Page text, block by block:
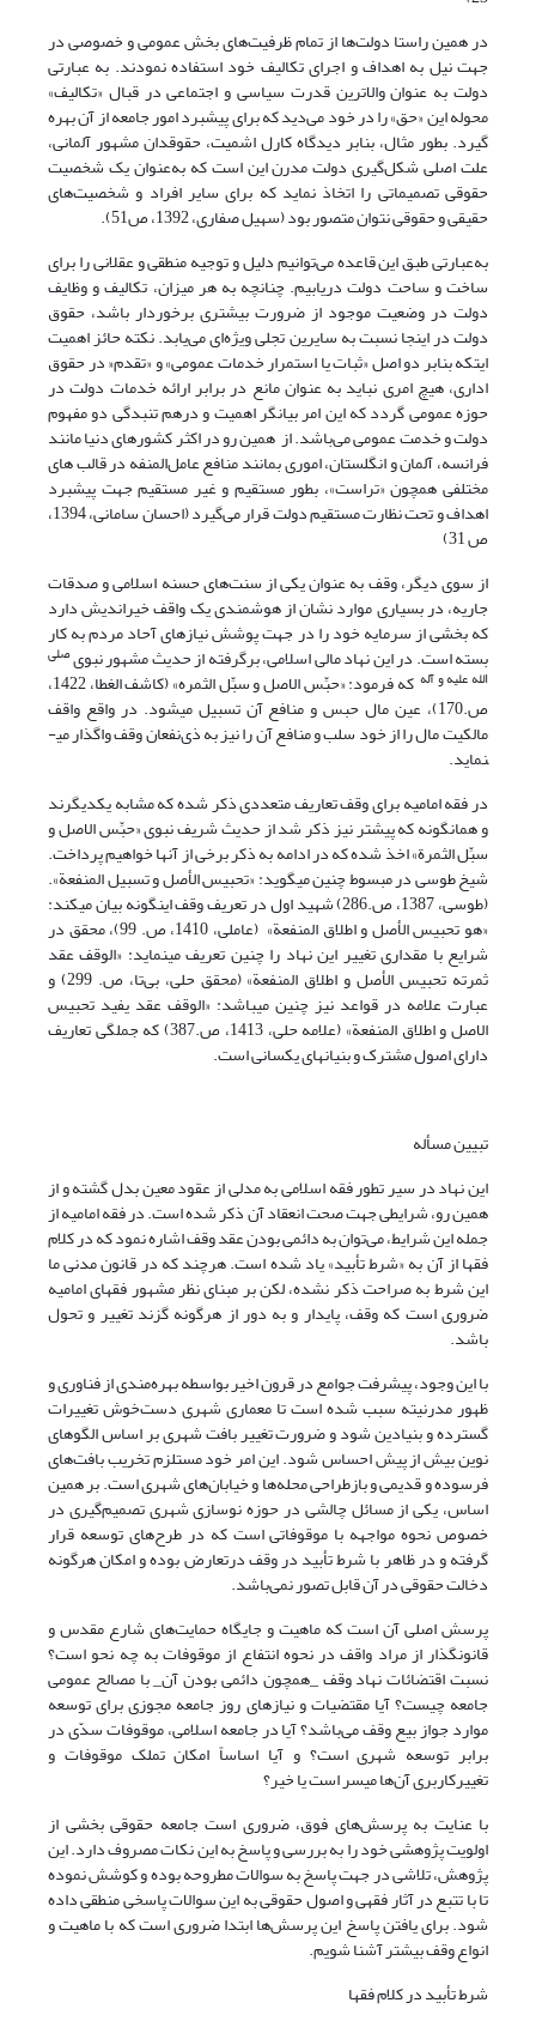
در همین راستا دولت‌ها از تمام ظرفیت‌های بخش عمومی و خصوصی در
جهت نیل به اهداف و اجرای تکالیف خود استفاده نمودند. به عبارتی
دولت به عنوان والاترین قدرت سیاسی و اجتماعی در قبال «تکالیف»
محوله این «حق» را در خود می‌دید که برای پیشبرد امور جامعه از آن بهره
گیرد. بطور مثال، بنابر دیدگاه کارل اشمیت، حقوقدان مشهور آلمانی،
علت اصلی شکل‌گیری دولت مدرن این است که به‌عنوان یک شخصیت
حقوقی تصمیماتی را اتخاذ نماید که برای سایر افراد و شخصیت‌های
حقیقی و حقوقی نتوان متصور بود (سهیل صفاری، 1392، ص51).
به‌عبارتی طبق این قاعده می‌توانیم دلیل و توجیه منطقی و عقلانی را برای
ساخت و ساحت دولت دریابیم. چنانچه به هر میزان، تکالیف و وظایف
دولت در وضعیت موجود از ضرورت بیشتری برخوردار باشد، حقوق
دولت در اینجا نسبت به سایرین تجلی ویژه‌ای می‌یابد. نکته حائز اهمیت
ایتکه بنابر دو اصل «ثبات یا استمرار خدمات عمومی» و «تقدم« در حقوق
اداری، هیچ امری نباید به عنوان مانع در برابر ارائه خدمات دولت در
حوزه عمومی گردد که این امر بیانگر اهمیت و درهم تنبدگی دو مفهوم
دولت و خدمت عمومی می‌باشد. از همین رو در اکثر کشورهای دنیا مانند
فرانسه، آلمان و انگلستان، اموری بمانند منافع عامل‌المنفه در قالب ‌های
مختلفی همچون «تراست»، بطور مستقیم و غیر مستقیم جهت پیشبرد
اهداف و تحت نظارت مستقیم دولت قرار می‌گیرد (احسان سامانی، 1394،
ص 31)
از سوی دیگر، وقف به عنوان یکی از سنت‌های حسنه اسلامی و صدقات
جاریه، در بسیاری موارد نشان از هوشمندی یک واقف خیراندیش دارد
که بخشی از سرمایه خود را در جهت پوشش نیازهای آحاد مردم به کار
بسته است. در این نهاد مالی اسلامی، برگرفته از حدیث مشهور نبویصلی
الله علیه و آله
که فرمود: «حبِّس الاصل و سبِّل الثمره» (کاشف الغطا، 1422،
ص.170)، عین مال حبس و منافع آن تسبیل می­شود. در واقع واقف
مالکیت مال را از خود سلب و منافع آن را نیز به ذی‌نفعان وقف واگذار می­
نماید.
در فقه امامیه برای وقف تعاریف متعددی ذکر شده که مشابه یکدیگرند
و همانگونه که پیشتر نیز ذکر شد از حدیث شریف نبوی «حبِّس الاصل و
سبِّل الثمرة» اخذ شده که در ادامه به ذکر برخی از آنها خواهیم پرداخت.
شیخ طوسی در مبسوط چنین می­گوید: «تحبیس الأصل و تسبیل المنفعة».
(طوسی، 1387، ص.286) شهید اول در تعریف وقف اینگونه بیان می­کند:
«هو تحبیس الأصل و اطلاق المنفعة» (عاملی، 1410، ص. 99)، محقق در
شرایع با مقداری تغییر این نهاد را چنین تعریف می­نماید: «الوقف عقد
ثمرته تحبیس الأصل و اطلاق المنفعة» (محقق حلی، بی‌تا، ص. 299) و
عبارت علامه در قواعد نیز چنین می­باشد: «الوقف عقد یفید تحبیس
الاصل و اطلاق المنفعة» (علامه حلی، 1413، ص.387) که جملگی تعاریف
دارای اصول مشترک و بنیان­های یکسانی است.
تبیین مسأله
این نهاد در سیر تطور فقه اسلامی به مدلی از عقود معین بدل گشته و از
همین رو، شرایطی جهت صحت انعقاد آن ذکر شده است. در فقه امامیه از
جمله این شرایط، می‌توان به دائمی بودن عقد وقف اشاره نمود که در کلام
فقها از آن به «شرط تأبید» یاد شده است. هرچند که در قانون مدنی ما
این شرط به صراحت ذکر نشده، لکن بر مبنای نظر مشهور فقهای امامیه
ضروری است که وقف، پایدار و به دور از هرگونه گزند تغییر و تحول
باشد.
با این وجود، پیشرفت جوامع در قرون اخیر بواسطه بهره‌مندی از فناوری و
ظهور مدرنیته سبب شده است تا معماری شهری دست‌خوش تغییرات
گسترده و بنیادین شود و ضرورت تغییر بافت شهری بر اساس الگوهای
نوین بیش از پیش احساس شود. این امر خود مستلزم تخریب بافت‌های
فرسوده و قدیمی و بازطراحی محله‌ها و خیابان‌های شهری است. بر همین
اساس، یکی از مسائل چالشی در حوزه نوسازی شهری تصمیم‌گیری در
خصوص نحوه مواجهه با موقوفاتی است که در طرح‌های توسعه قرار
گرفته و در ظاهر با شرط تأبید در وقف درتعارض بوده و امکان هرگونه
دخالت حقوقی در آن قابل تصور نمی‌باشد.
پرسش اصلی آن است که ماهیت و جایگاه حمایت‌های شارع مقدس و
قانون­گذار از مراد واقف در نحوه انتفاع از موقوفات به چه نحو است؟
نسبت اقتضائات نهاد وقف _همچون دائمی بودن آن_ با مصالح عمومی
جامعه چیست؟ آیا مقتضیات و نیازهای روز جامعه مجوزی برای توسعه
موارد جواز بیع وقف می‌باشد؟ آیا در جامعه اسلامی، موقوفات سدّی در
برابر توسعه شهری است؟ و آیا اساساً امکان تملک موقوفات و
تغییرکاربری آن‌ها میسر است یا خیر؟
با عنایت به پرسش‌های فوق، ضروری است جامعه حقوقی بخشی از
اولویت پژوهشی خود را به بررسی و پاسخ به این نکات مصروف دارد. این
پژوهش، تلاشی در جهت پاسخ به سوالات مطروحه بوده و کوشش نموده
تا با تتبع در آثار فقهی و اصول حقوقی به این سوالات پاسخی منطقی داده
شود. برای یافتن پاسخ این پرسش‌ها ابتدا ضروری است که با ماهیت و
انواع وقف بیشتر آشنا شویم.
شرط تأبید در کلام فقها